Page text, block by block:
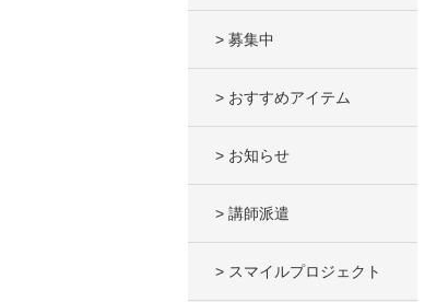
> 募集中
> おすすめアイテム
> お知らせ
> 講師派遣
> スマイルプロジェクト